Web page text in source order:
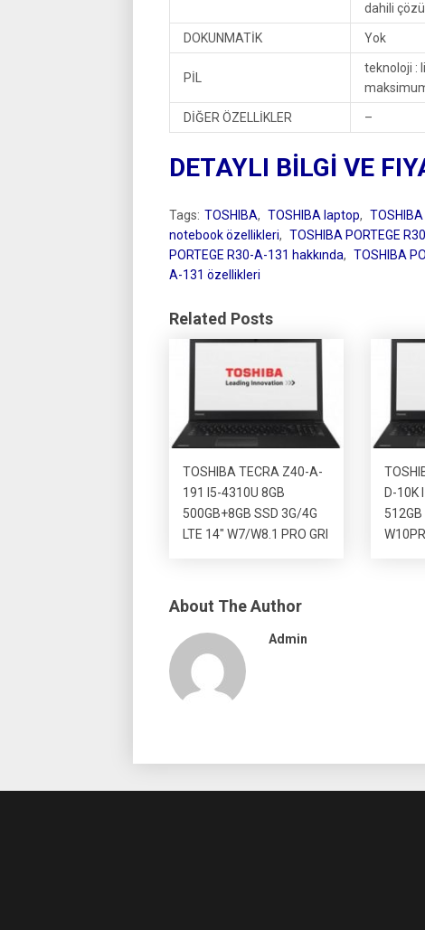
dahili
DOKUNMATİK Yok
PİL
teknoloji :
DİĞER ÖZELLİKLER –
DETAYLI BİLGİ VE
Tags: TOSHIBA, TOSHIBA laptop,
notebook özellikleri, TOSHIBA PORTEGE
PORTEGE R30-A-131 hakkında, TOSHIBA
A-131 özellikleri
Related Posts
TOSHIBA TECRA Z40-A-
191 I5-4310U 8GB
500GB+8GB SSD 3G/4G
LTE 14″ W7/W8.1 PRO GRI
D-10K
512GB
About The Author
Admin